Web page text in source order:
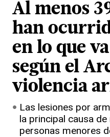
Al menos
han
en lo que
según el
violencia
Las lesiones por
la principal causa
personas menores